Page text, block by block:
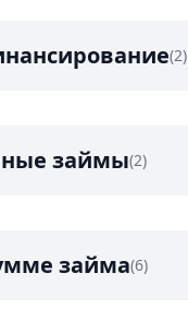
(2)
займы(2)
займа(6)